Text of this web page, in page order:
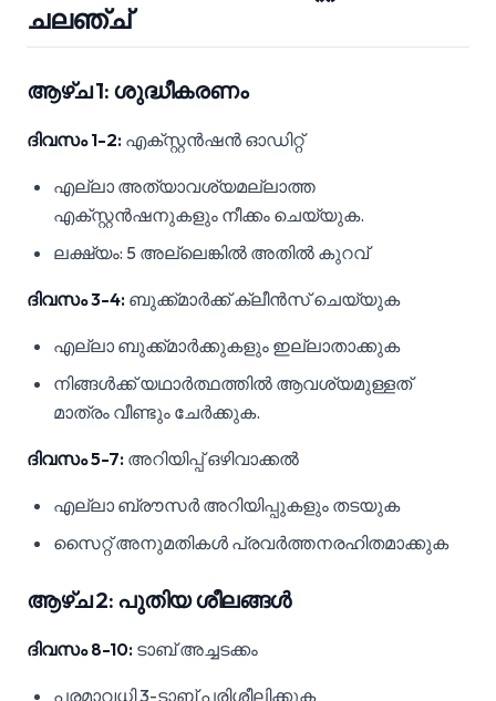
ചലഞ്ച്
ആഴ്ച 1: ശുദ്ധീകരണം
ദിവസം 1-2: എക്സ്റ്റൻഷൻ ഓഡിറ്റ്
എല്ലാ അത്യാവശ്യമല്ലാത്ത
എക്സ്റ്റൻഷനുകളും നീക്കം ചെയ്യുക.
ലക്ഷ്യം: 5 അല്ലെങ്കിൽ അതിൽ കുറവ്
ദിവസം 3-4: ബുക്ക്മാർക്ക് ക്ലീൻസ് ചെയ്യുക
എല്ലാ ബുക്ക്മാർക്കുകളും ഇല്ലാതാക്കുക
നിങ്ങൾക്ക് യഥാർത്ഥത്തിൽ ആവശ്യമുള്ളത്
മാത്രം വീണ്ടും ചേർക്കുക.
ദിവസം 5-7: അറിയിപ്പ് ഒഴിവാക്കൽ
എല്ലാ ബ്രൗസർ അറിയിപ്പുകളും തടയുക
സൈറ്റ് അനുമതികൾ പ്രവർത്തനരഹിതമാക്കുക
ആഴ്ച 2: പുതിയ ശീലങ്ങൾ
ദിവസം 8-10: ടാബ് അച്ചടക്കം
പരമാവധി 3-ടാബ് പരിശീലിക്കുക